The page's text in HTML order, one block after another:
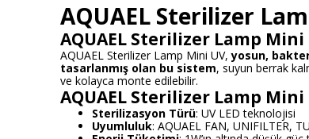
AQUAEL Sterilizer
AQUAEL Sterilizer Lamp Mini
AQUAEL Sterilizer Lamp Mini UV,yosun,
tasarlanmış olan bu sistem, suyun berrak
ve kolayca monte edilebilir.
AQUAEL Sterilizer Lamp
Sterilizasyon Türü: UV LED teknolojisi
Uyumluluk: AQUAEL FAN, UNIFILTER,